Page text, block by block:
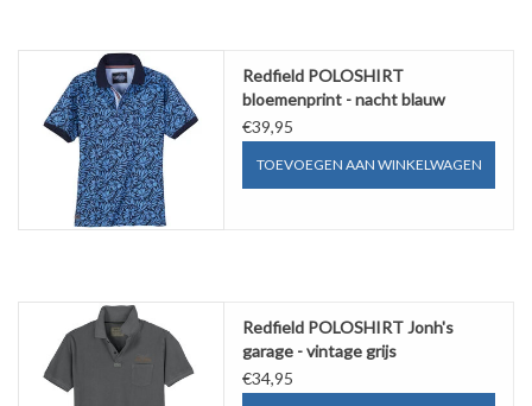
Redfield POLOSHIRT
bloemenprint - nacht blauw
€39,95
TOEVOEGEN AAN WINKELWAGEN
Redfield POLOSHIRT Jonh's
garage - vintage grijs
€34,95